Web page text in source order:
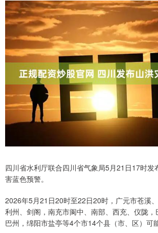
四川省水利厅联合四川省气象局5月21日17时发
害蓝色预警。
2026年5月21日20时至22日20时，广元市苍溪、
利州、剑阁，南充市阆中、南部、西充、仪陇，
巴州，绵阳市盐亭等4个市14个县（市、区）可